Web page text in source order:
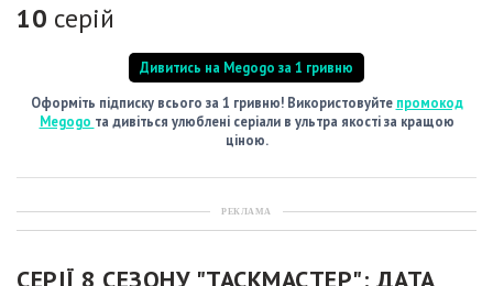
10 серій
Дивитись на Megogo за 1 гривню
Оформіть підписку всього за 1 гривню! Використовуйте промокод
Megogo та дивіться улюблені серіали в ультра якості за кращою
ціною.
РЕКЛАМА
СЕРІЇ 8 СЕЗОНУ "ТАСКМАСТЕР": ДАТА